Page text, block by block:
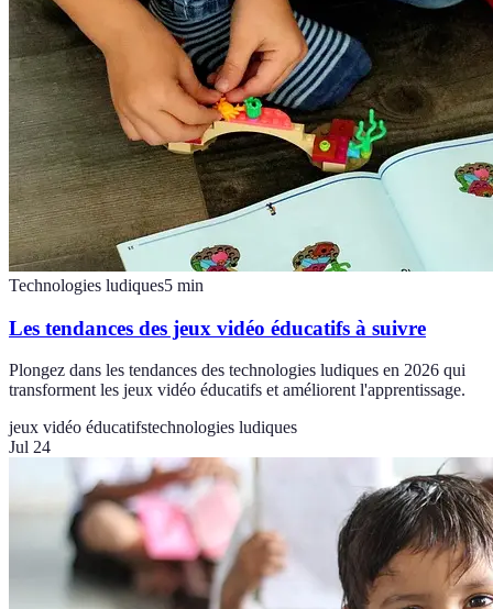
Technologies ludiques5 min
Les tendances des jeux vidéo éducatifs à suivre
Plongez dans les tendances des technologies ludiques en 2026 qui
transforment les jeux vidéo éducatifs et améliorent l'apprentissage.
jeux vidéo éducatifstechnologies ludiques
Jul 24